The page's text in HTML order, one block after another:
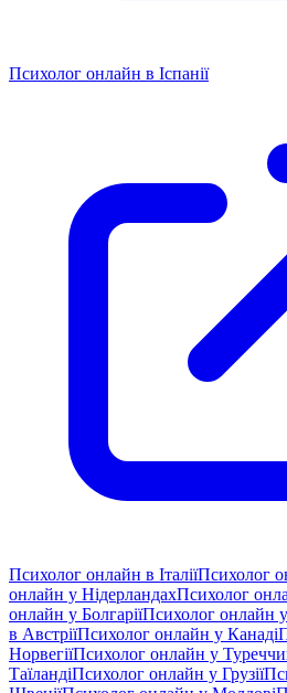
Психолог онлайн в Іспанії
Психолог онлайн в ІталіїПсихолог
онлайн у НідерландахПсихолог
онлайн у БолгаріїПсихолог онлайн
в АвстріїПсихолог онлайн у Канаді
НорвегіїПсихолог онлайн у
ТаїландіПсихолог онлайн у Грузії